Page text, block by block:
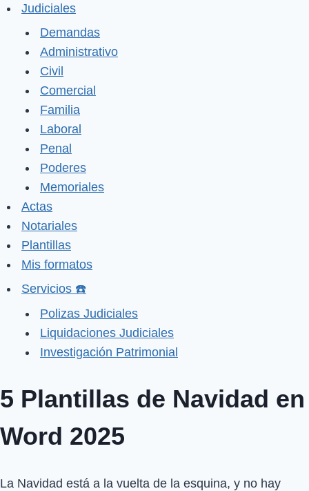
Judiciales
Demandas
Administrativo
Civil
Comercial
Familia
Laboral
Penal
Poderes
Memoriales
Actas
Notariales
Plantillas
Mis formatos
Servicios ☎️
Polizas Judiciales
Liquidaciones Judiciales
Investigación Patrimonial
5 Plantillas de Navidad en
Word 2025
La Navidad está a la vuelta de la esquina, y no hay